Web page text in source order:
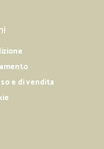
e di vendita